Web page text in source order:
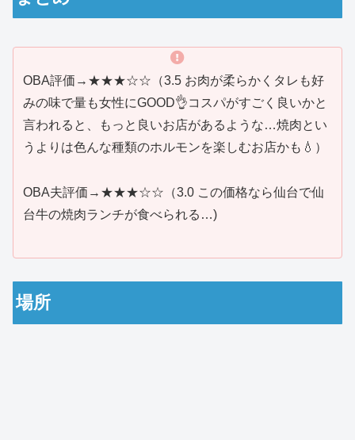
OBA評価→★★★☆☆（3.5 お肉が柔らかくタレも好
みの味で量も女性にGOOD👌コスパがすごく良いかと
言われると、もっと良いお店があるような…焼肉とい
うよりは色んな種類のホルモンを楽しむお店かも💧）
OBA夫評価→★★★☆☆（3.0 この価格なら仙台で仙
台牛の焼肉ランチが食べられる…)
場所